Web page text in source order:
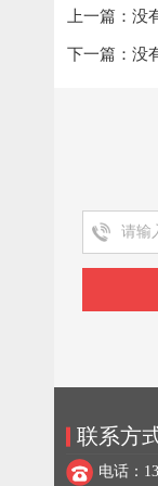
上一篇：没
下一篇：没
联系方
电话：